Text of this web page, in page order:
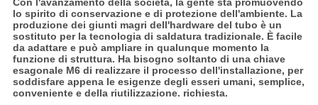
Con l'avanzamento della società, la gente sta promuovendo
lo spirito di conservazione e di protezione dell'ambiente. La
produzione dei giunti magri dell'hardware del tubo è un
sostituto per la tecnologia di saldatura tradizionale. È facile
da adattare e può ampliare in qualunque momento la
funzione di struttura. Ha bisogno soltanto di una chiave
esagonale M6 di realizzare il processo dell'installazione, per
soddisfare appena le esigenze degli esseri umani, semplice,
conveniente e della riutilizzazione. richiesta.